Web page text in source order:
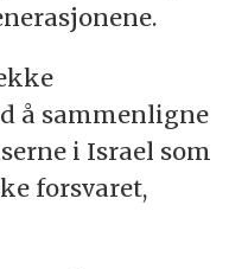
å sammenligne
i Israel som
forsvaret,